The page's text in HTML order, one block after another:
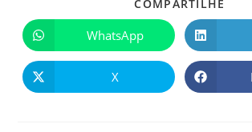
COMPARTILHE
WhatsApp
X